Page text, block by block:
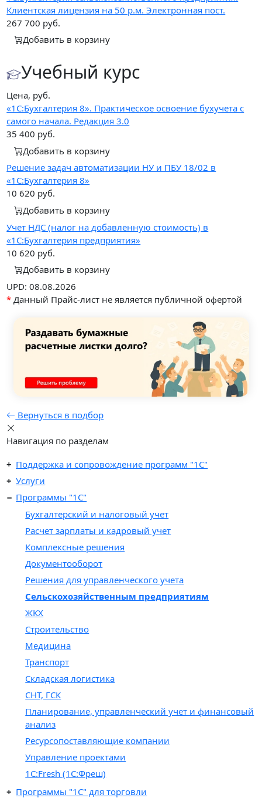
Клиентская лицензия на 50 р.м. Электронная пост.
267 700 руб.
Добавить в корзину
Учебный курс
Цена, руб.
«1С:Бухгалтерия 8». Практическое освоение бухучета с
самого начала. Редакция 3.0
35 400 руб.
Добавить в корзину
Решение задач автоматизации НУ и ПБУ 18/02 в
«1С:Бухгалтерия 8»
10 620 руб.
Добавить в корзину
Учет НДС (налог на добавленную стоимость) в
«1С:Бухгалтерия предприятия»
10 620 руб.
Добавить в корзину
UPD: 08.08.2026
* Данный Прайс-лист не является публичной офертой
Вернуться в подбор
Навигация по разделам
Поддержка и сопровождение программ "1С"
Услуги
Программы "1С"
Бухгалтерский и налоговый учет
Расчет зарплаты и кадровый учет
Комплексные решения
Документооборот
Решения для управленческого учета
Сельскохозяйственным предприятиям
ЖКХ
Строительство
Медицина
Транспорт
Складская логистика
СНТ, ГСК
Планирование, управленческий учет и финансовый
анализ
Ресурсопоставляющие компании
Управление проектами
1С:Fresh (1C:Фреш)
Программы "1C" для торговли